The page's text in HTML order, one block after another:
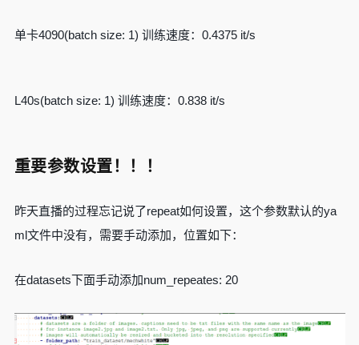
单卡4090(batch size: 1) 训练速度：0.4375 it/s
L40s(batch size: 1) 训练速度：0.838 it/s
重要参数设置！！！
昨天直播的过程忘记说了repeat如何设置，这个参数默认的ya
ml文件中没有，需要手动添加，位置如下：
在datasets下面手动添加num_repeates: 20